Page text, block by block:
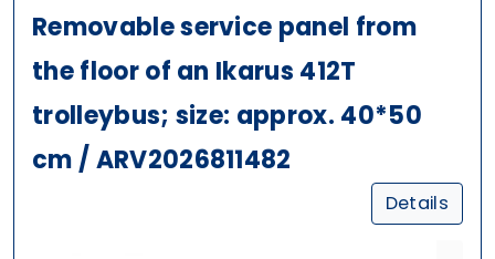
Removable service panel from
the floor of an Ikarus 412T
trolleybus; size: approx. 40*50
cm / ARV2026811482
Details